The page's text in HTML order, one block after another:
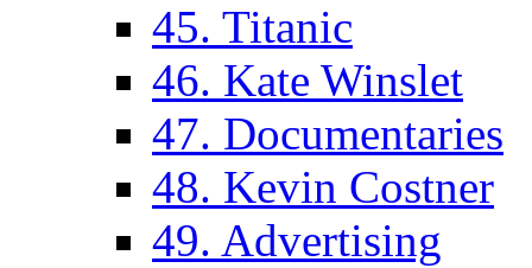
45. Titanic
46. Kate Winslet
47. Documentaries
48. Kevin Costner
49. Advertising